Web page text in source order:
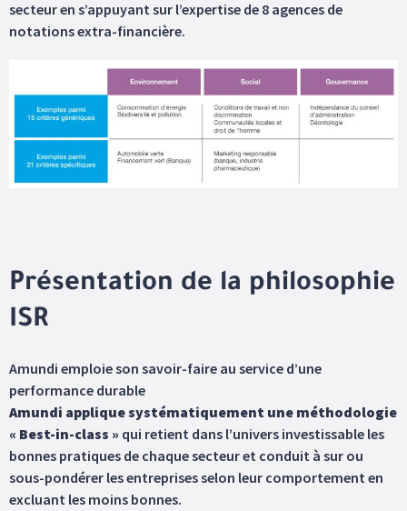
secteur en s’appuyant sur l’expertise de 8 agences de
notations extra-financière.
Présentation de la philosophie
ISR
Amundi emploie son savoir-faire au service d’une
performance durable
Amundi applique systématiquement une méthodologie
« Best-in-class » qui retient dans l’univers investissable les
bonnes pratiques de chaque secteur et conduit à sur ou
sous-pondérer les entreprises selon leur comportement en
excluant les moins bonnes.